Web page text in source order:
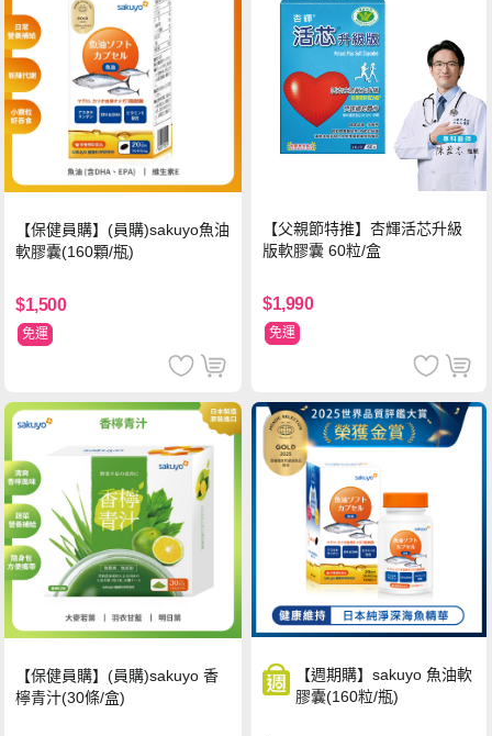
【保健員購】(員購)sakuyo魚油
軟膠囊(160顆/瓶)
$1,500
免運
【父親節特推】杏輝活芯升級
版軟膠囊 60粒/盒
$1,990
免運
【保健員購】(員購)sakuyo 香
檸青汁(30條/盒)
【週期購】sakuyo 魚油軟
膠囊(160粒/瓶)